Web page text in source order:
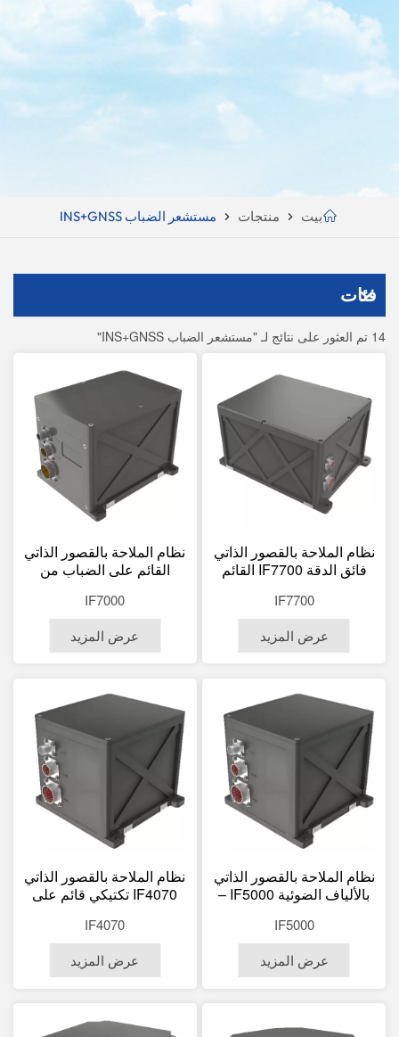
بيت منتجات مستشعر الضباب INS+GNSS
فئات
14 تم العثور على نتائج لـ "مستشعر الضباب INS+GNSS"
نظام الملاحة بالقصور الذاتي
فائق الدقة IF7700 القائم
درجة ثانية مربعة، موجه نحو
الشمال
IF7700
عرض المزيد
نظام الملاحة بالقصور الذاتي
القائم على الضباب من
0.03 درجة ثانية مربعة باتجاه
الشمال
IF7000
عرض المزيد
نظام الملاحة بالقصور الذاتي
بالألياف الضوئية IF5000 –
درجة ثانية
IF5000
عرض المزيد
نظام الملاحة بالقصور الذاتي
IF4070 تكتيكي قائم على
IF4070
عرض المزيد